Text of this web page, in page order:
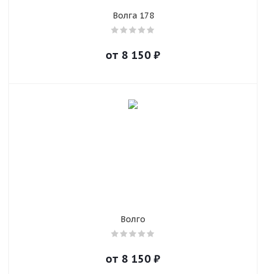
Волга 178
от 8 150 ₽
Волго
от 8 150 ₽